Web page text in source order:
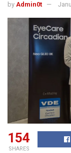
by Admin0t
154
SHARES